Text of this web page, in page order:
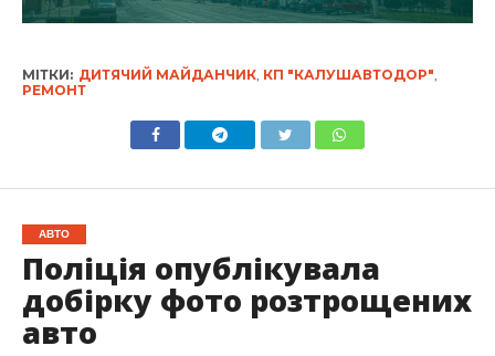
МІТКИ: ДИТЯЧИЙ МАЙДАНЧИК, КП "КАЛУШАВТОДОР",
РЕМОНТ
АВТО
Поліція опублікувала
добірку фото розтрощених
авто